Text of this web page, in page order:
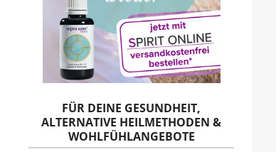
FÜR DEINE GESUNDHEIT,
ALTERNATIVE HEILMETHODEN &
WOHLFÜHLANGEBOTE